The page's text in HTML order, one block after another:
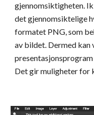
gjennomsiktigheten.
det gjennomsiktelige
formatet PNG, som
av bildet. Dermed kan
Det gir muligheter for